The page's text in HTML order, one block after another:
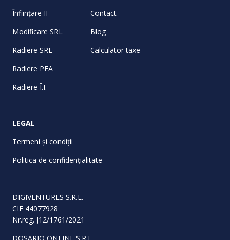
Înființare II
Modificare SRL
Radiere SRL
Radiere PFA
Radiere Î.I.
Contact
Blog
Calculator taxe
LEGAL
Termeni și condiții
Politica de confidențialitate
DIGIVENTURES S.R.L.
CIF 44077928
Nr.reg. J12/1761/2021